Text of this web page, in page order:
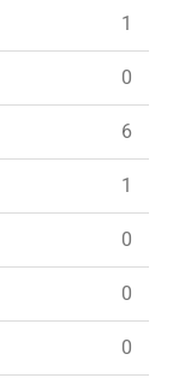
1
0
6
1
0
0
0